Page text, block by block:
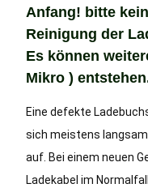
Anfang! bitte
Reinigung der
Es können
Mikro )
Eine defekte
sich meistens
auf. Bei einem neuen
Ladekabel im